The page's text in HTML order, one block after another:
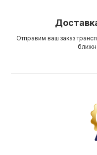
Отправим ваш заказ